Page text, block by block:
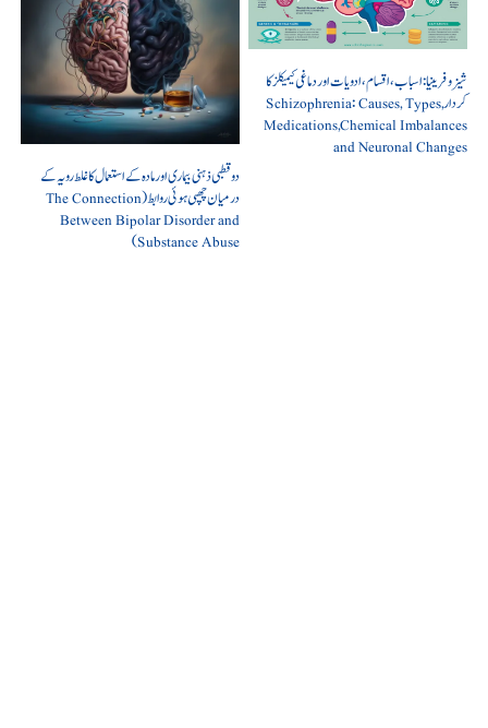
شیزوفرینیا: اسباب، اقسام، ادویات اور دماغی کیمیکلز کا
کردار Schizophrenia: Causes, Types,
Medications,Chemical Imbalances
and Neuronal Changes
دو قطبی ذہنی بیماری اور مادہ کے استعمال کا غلط رویہ کے
درمیان چھپی ہوئی روابط (The Connection
Between Bipolar Disorder and
Substance Abuse)